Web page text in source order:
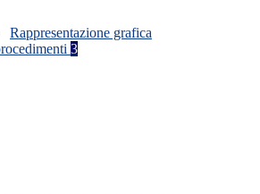
Rappresentazione grafica
3